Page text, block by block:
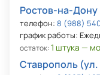
Ростов-на-Дону
телефон: 8 (988)
график работы:
остаток:1 штука —
Ставрополь